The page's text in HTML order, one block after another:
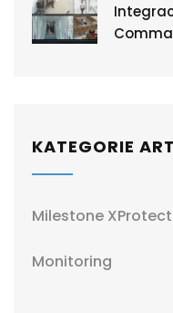
KATEGORIE
Milestone XProtect
Monitoring